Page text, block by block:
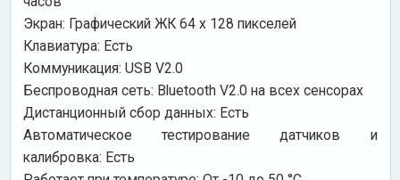
Экран: Графический ЖК 64 x 128 пикселей
Клавиатура: Есть
Коммуникация: USB V2.0
Беспроводная сеть: Bluetooth V2.0 на всех сенсорах
Дистанционный сбор данных: Есть
Автоматическое тестирование датчиков и
калибровка: Есть